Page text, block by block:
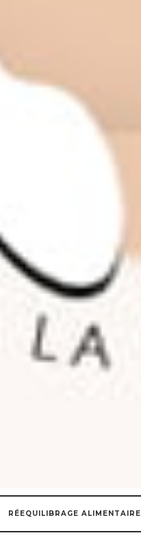
RÉEQUILIBRAGE ALIMENTAIRE